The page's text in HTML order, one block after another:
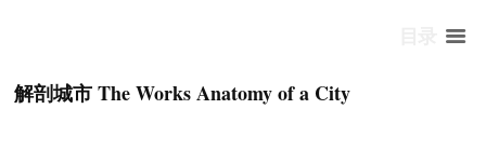
解剖城市 The Works Anatomy of a City